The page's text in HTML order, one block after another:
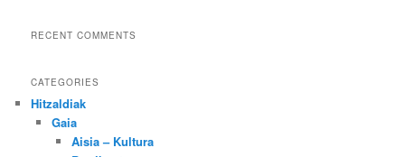
RECENT COMMENTS
CATEGORIES
Hitzaldiak
Gaia
Aisia – Kultura